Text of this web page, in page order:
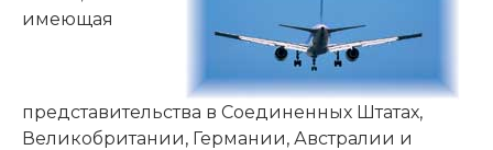
имеющая
представительства в Соединенных Штатах,
Великобритании, Германии, Австралии и